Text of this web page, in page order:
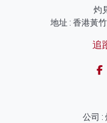
灼
地址 : 香港黃
追
公司 :